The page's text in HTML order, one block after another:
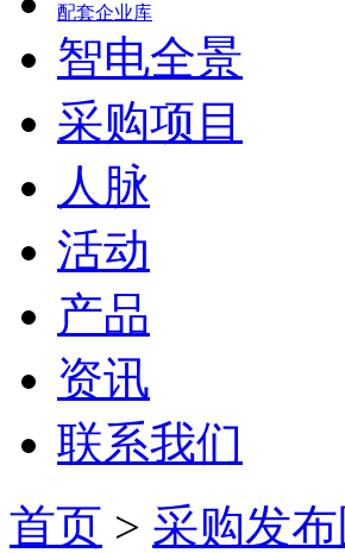
配套企业库
智电全景
采购项目
人脉
活动
产品
资讯
联系我们
首页 > 采购发